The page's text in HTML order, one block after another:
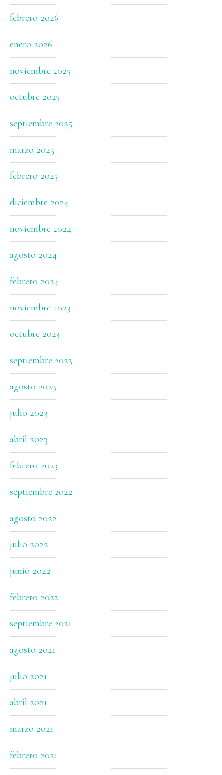
febrero 2026
enero 2026
noviembre 2025
octubre 2025
septiembre 2025
marzo 2025
febrero 2025
diciembre 2024
noviembre 2024
agosto 2024
febrero 2024
noviembre 2023
octubre 2023
septiembre 2023
agosto 2023
julio 2023
abril 2023
febrero 2023
septiembre 2022
agosto 2022
julio 2022
junio 2022
febrero 2022
septiembre 2021
agosto 2021
julio 2021
abril 2021
marzo 2021
febrero 2021